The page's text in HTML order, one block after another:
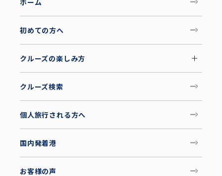
ホーム
初めての方へ
クルーズの楽しみ方
クルーズ検索
個人旅行される方へ
国内発着港
お客様の声